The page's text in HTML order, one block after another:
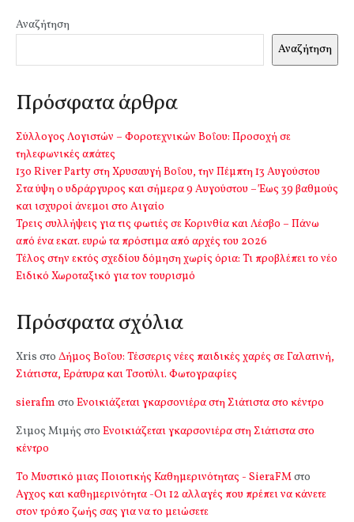
Αναζήτηση
Αναζήτηση
Πρόσφατα άρθρα
Σύλλογος Λογιστών – Φοροτεχνικών Βοΐου: Προσοχή σε
τηλεφωνικές απάτες
13o River Party στη Χρυσαυγή Βοΐου, την Πέμπτη 13 Αυγούστου
Στα ύψη ο υδράργυρος και σήμερα 9 Αυγούστου – Έως 39 βαθμούς
και ισχυροί άνεμοι στο Αιγαίο
Τρεις συλλήψεις για τις φωτιές σε Κορινθία και Λέσβο – Πάνω
από ένα εκατ. ευρώ τα πρόστιμα από αρχές του 2026
Τέλος στην εκτός σχεδίου δόμηση χωρίς όρια: Τι προβλέπει το νέο
Ειδικό Χωροταξικό για τον τουρισμό
Πρόσφατα σχόλια
Xris στο Δήμος Βοΐου: Τέσσερις νέες παιδικές χαρές σε Γαλατινή,
Σιάτιστα, Εράτυρα και Τσοτύλι. Φωτογραφίες
sierafm στο Ενοικιάζεται γκαρσονιέρα στη Σιάτιστα στο κέντρο
Σιμος Μιμής στο Ενοικιάζεται γκαρσονιέρα στη Σιάτιστα στο
κέντρο
Το Μυστικό μιας Ποιοτικής Καθημερινότητας - SieraFMστο
Αγχος και καθημερινότητα -Οι 12 αλλαγές που πρέπει να κάνετε
στον τρόπο ζωής σας για να το μειώσετε